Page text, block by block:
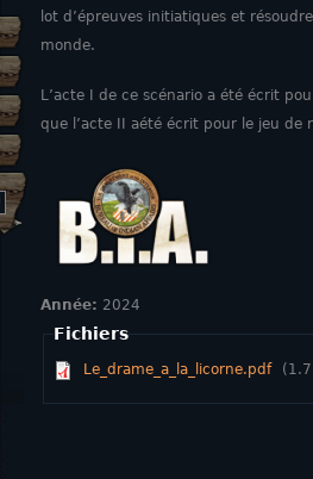
lot d’épreuves initiatiques et
monde.
L’acte I de ce scénario a été écrit
que l’acte II aété écrit pour le jeu de
Année: 2024
Fichiers
Le_drame_a_la_licorne.pdf